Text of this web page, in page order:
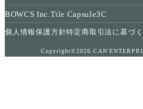
BOWCS Inc.Tile Capsule3C
個人情報保護方針特定商取引法に基づ
Copyright©2026